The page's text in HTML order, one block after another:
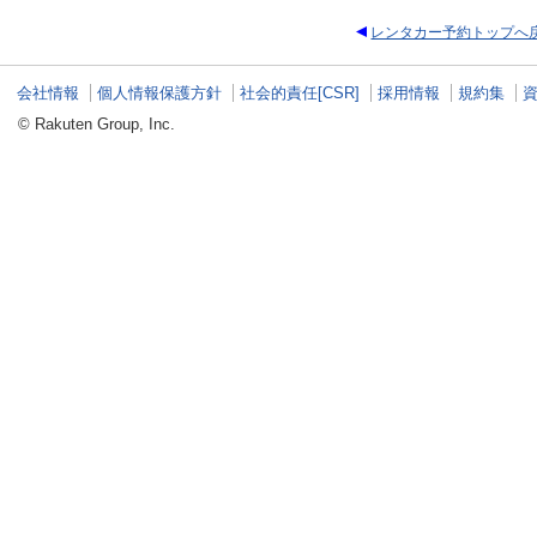
レンタカー予約トップへ
会社情報 個人情報保護方針 社会的責任[CSR] 採用情報 規約集
© Rakuten Group, Inc.